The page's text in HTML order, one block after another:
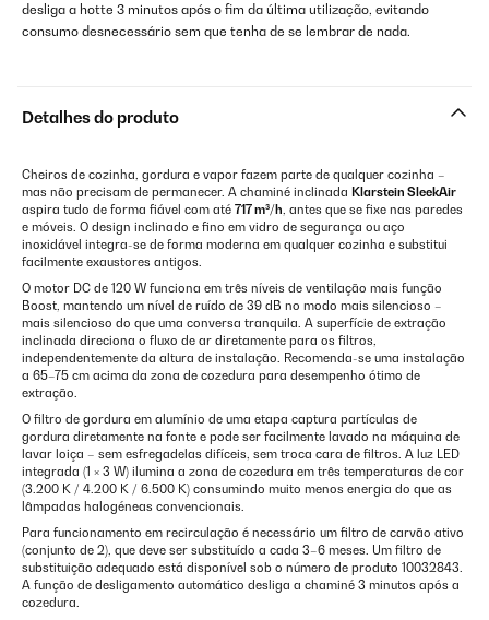
desliga a hotte 3 minutos após o fim da última utilização, evitando
consumo desnecessário sem que tenha de se lembrar de nada.
Detalhes do produto
Cheiros de cozinha, gordura e vapor fazem parte de qualquer cozinha –
mas não precisam de permanecer. A chaminé inclinada Klarstein SleekAir
aspira tudo de forma fiável com até 717 m³/h, antes que se fixe nas paredes
e móveis. O design inclinado e fino em vidro de segurança ou aço
inoxidável integra-se de forma moderna em qualquer cozinha e substitui
facilmente exaustores antigos.
O motor DC de 120 W funciona em três níveis de ventilação mais função
Boost, mantendo um nível de ruído de 39 dB no modo mais silencioso –
mais silencioso do que uma conversa tranquila. A superfície de extração
inclinada direciona o fluxo de ar diretamente para os filtros,
independentemente da altura de instalação. Recomenda-se uma instalação
a 65–75 cm acima da zona de cozedura para desempenho ótimo de
extração.
O filtro de gordura em alumínio de uma etapa captura partículas de
gordura diretamente na fonte e pode ser facilmente lavado na máquina de
lavar loiça – sem esfregadelas difíceis, sem troca cara de filtros. A luz LED
integrada (1 × 3 W) ilumina a zona de cozedura em três temperaturas de cor
(3.200 K / 4.200 K / 6.500 K) consumindo muito menos energia do que as
lâmpadas halogéneas convencionais.
Para funcionamento em recirculação é necessário um filtro de carvão ativo
(conjunto de 2), que deve ser substituído a cada 3–6 meses. Um filtro de
substituição adequado está disponível sob o número de produto 10032843.
A função de desligamento automático desliga a chaminé 3 minutos após a
cozedura.